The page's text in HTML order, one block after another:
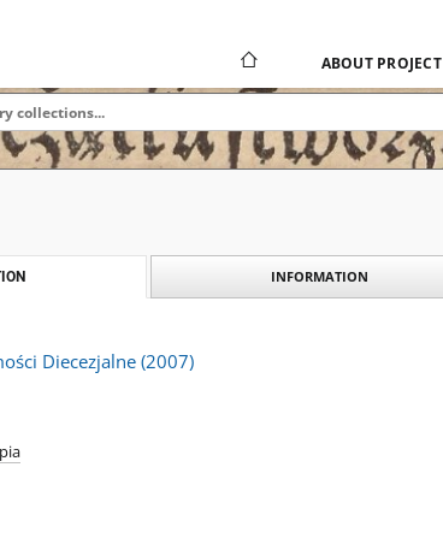
ABOUT PROJECT
INFORMATION
Diecezjalne (2007)